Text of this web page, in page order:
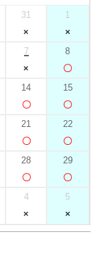
31 1
7 8
14 15
21 22
28 29
4 5